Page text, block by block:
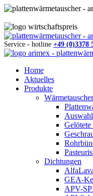
Service - hotline +49 (0)3378
Home
Aktuelles
Produkte
Wärmetauscher
Gelötete
Dichtungen
GEA-
APV-